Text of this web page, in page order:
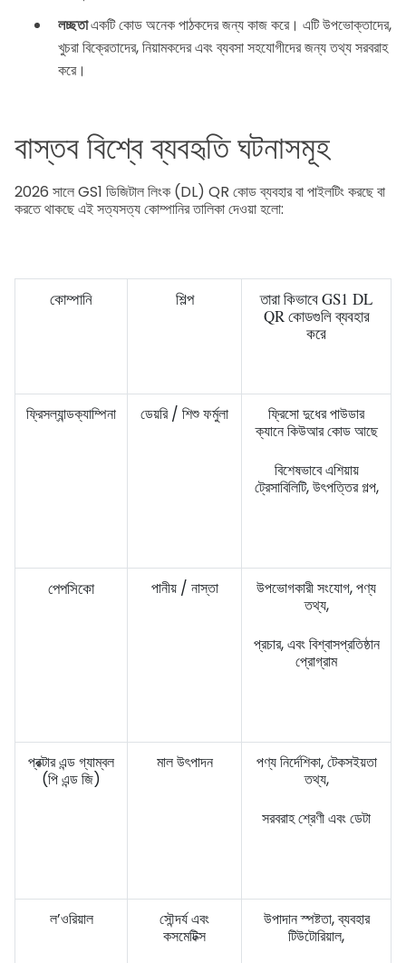
লচ্ছতাএকটি কোড অনেক পাঠকদের জন্য কাজ করে। এটি উপভোক্তাদের,
খুচরা বিক্রেতাদের, নিয়ামকদের এবং ব্যবসা সহযোগীদের জন্য তথ্য সরবরাহ
করে।
বাস্তব বিশ্বে ব্যবহৃতি ঘটনাসমূহ
2026 সালে GS1 ডিজিটাল লিংক (DL) QR কোড ব্যবহার বা পাইলটিং করছে বা
করতে থাকছে এই সত্যসত্য কোম্পানির তালিকা দেওয়া হলো:
কোম্পানি শিল্প
তারা কিভাবে GS1 DL
QR কোডগুলি ব্যবহার
করে
ফ্রিসল্যান্ডক্যাম্পিনা ডেয়রি / শিশু ফর্মুলা
ফ্রিসো দুধের পাউডার
ক্যানে কিউআর কোড আছে
বিশেষভাবে এশিয়ায়
ট্রেসাবিলিটি, উৎপত্তির গল্প,
পেপসিকো পানীয় / নাস্তা
উপভোগকারী সংযোগ, পণ্য
তথ্য,
প্রচার, এবং বিশ্বাসপ্রতিষ্ঠান
প্রোগ্রাম
প্রক্টার এন্ড গ্যাম্বল
(পি এন্ড জি)
মাল উৎপাদন
পণ্য নির্দেশিকা, টেকসইয়তা
তথ্য,
সরবরাহ শ্রেণী এবং ডেটা
ল’ওরিয়াল
সৌন্দর্য এবং
কসমেটিক্স
উপাদান স্পষ্টতা, ব্যবহার
টিউটোরিয়াল,